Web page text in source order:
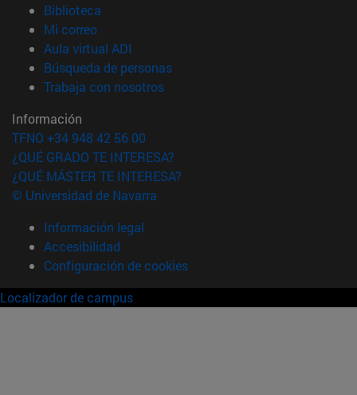
Biblioteca
Mi correo(abre en nueva ventana)
Aula virtual ADI
Búsqueda de personas(abre en nueva ventana)
Trabaja con nosotros(abre en nueva ventana)
Información
TFNO +34 948 42 56 00
¿QUÉ GRADO TE INTERESA?
¿QUÉ MÁSTER TE INTERESA?
© Universidad de Navarra
Información legal
Accesibilidad
Configuración de cookies
Localizador de campus